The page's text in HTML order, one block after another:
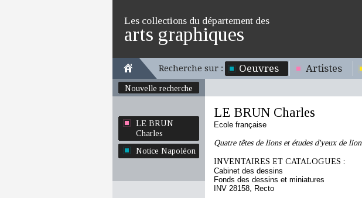
Les collections du département des
arts graphiques
Recherche sur : Oeuvres Artistes
Nouvelle recherche
LE BRUN
Charles
Notice Napoléon
LE BRUN Charles
Ecole française
Quatre têtes de lions et études d'yeux de lion
INVENTAIRES ET CATALOGUES :
Cabinet des dessins
Fonds des dessins et miniatures
INV 28158, Recto